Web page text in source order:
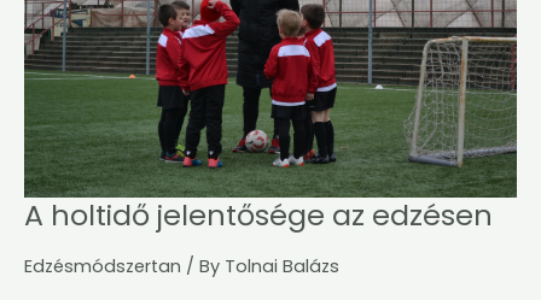
A holtidő jelentősége az edzésen
Edzésmódszertan / By Tolnai Balázs